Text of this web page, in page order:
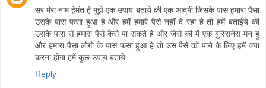
सर मेरा नाम हेमंत हे मुझे एक उपाय बताये की एक आदमी जिसके पास हमारा पैसा
उसके पास फसा हुआ हे और हमें हमारे पैसे नहीं दे रहा हे तो हमें बताईये की
उसके पास से हमारा पैसे कैसे पा सकते हे और जैसे की में एक बुस्सिनेस मन हु
और हमारा पैसा लोगो के पास फसा हुआ हे तो उस पैसे को पाने के लिए हमें क्या
करना होगा हमें कुछ उपाय बताये
Reply